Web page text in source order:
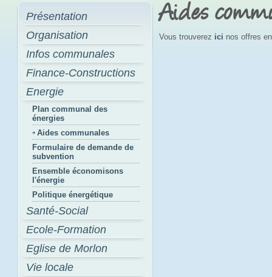
Présentation
Organisation
Infos communales
Finance-Constructions
Energie
Plan communal des
énergies
Aides communales
Formulaire de demande de
subvention
Ensemble économisons
l'énergie
Politique énergétique
Santé-Social
Ecole-Formation
Eglise de Morlon
Vie locale
Aides
Vous trouverez ici nos offres